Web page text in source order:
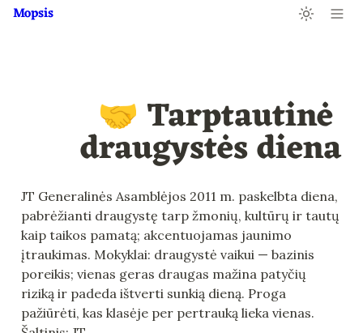
Mopsis
🤝 Tarptautinė
draugystės diena
JT Generalinės Asamblėjos 2011 m. paskelbta diena,
pabrėžianti draugystę tarp žmonių, kultūrų ir tautų
kaip taikos pamatą; akcentuojamas jaunimo
įtraukimas. Mokyklai: draugystė vaikui — bazinis
poreikis; vienas geras draugas mažina patyčių
riziką ir padeda ištverti sunkią dieną. Proga
pažiūrėti, kas klasėje per pertrauką lieka vienas.